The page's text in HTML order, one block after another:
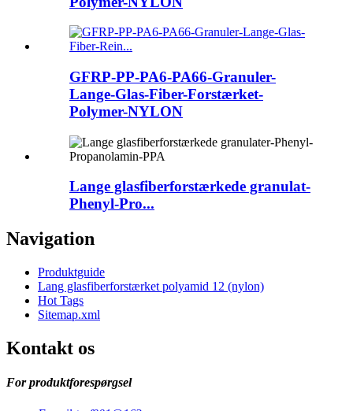
GFRP-PP-PA6-PA66-Granuler-
Lange-Glas-Fiber-Forstærket-
Polymer-NYLON
Lange glasfiberforstærkede granulat-
Phenyl-Pro...
Navigation
Produktguide
Lang glasfiberforstærket polyamid 12 (nylon)
Hot Tags
Sitemap.xml
Kontakt os
For produktforespørgsel